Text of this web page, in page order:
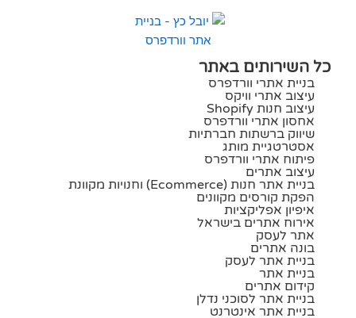
כל השירותים באתר
בניית אתרי וורדפרס
עיצוב אתרי וויקס
עיצוב חנות Shopify
אחסון אתרי וורדפרס
שיווק ברשתות חברתיות
אסטרטגיית מותג
פיתוח אתרי וורדפרס
עיצוב אתרים
בניית אתר חנות (ecommerce) וחנויות מקוונת
הפקת קורסים מקוונים
איפיון אפליקציות
אירוח אתרים בישראל
אתר לעסק
בונה אתרים
בניית אתר לעסק
בניית אתר
קידום אתרים
בניית אתר לסוכני נדלן
בניית אתר אינטרנט